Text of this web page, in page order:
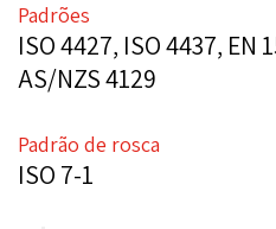
Padrões
ISO 4427, ISO 4437, EN
AS/NZS 4129
Padrão de rosca
ISO 7-1